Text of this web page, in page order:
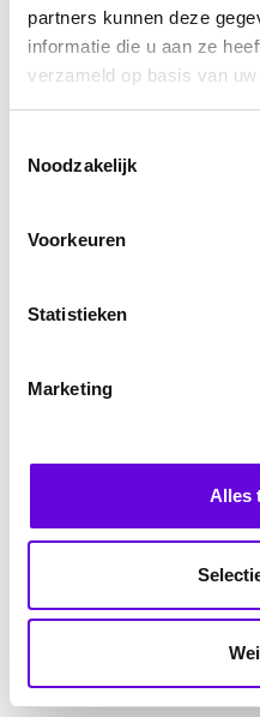
partners kunnen deze
informatie die u aan ze
verzameld op basis van
Noodzakelijk
Voorkeuren
Statistieken
Marketing
Alles